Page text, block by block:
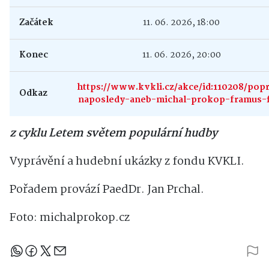
Začátek 11. 06. 2026, 18:00
Konec 11. 06. 2026, 20:00
Odkaz
https://www.kvkli.cz/akce/id:110208/
naposledy-aneb-michal-prokop-
z cyklu Letem světem populární hudby
Vyprávění a hudební ukázky z fondu KVKLI.
Pořadem provází PaedDr. Jan Prchal.
Foto: michalprokop.cz
Sdílejte článek